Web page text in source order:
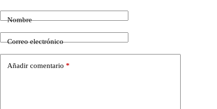
Nombre
Correo electrónico
Añadir comentario *